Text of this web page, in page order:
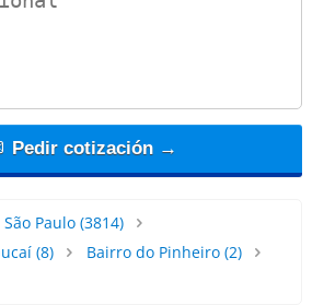
Pedir cotización →
São Paulo(3814)
(8) Bairro do Pinheiro(2)